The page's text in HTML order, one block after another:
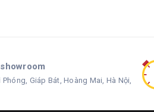
Phóng, Giáp Bát, Hoàng Mai, Hà Nội,